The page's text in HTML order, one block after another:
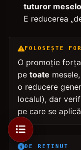
tuturor
E reducerea
FOLOSEȘTE
O promoție
pe toate
o reducere
localul), dar
pe care se
DE REȚINUT